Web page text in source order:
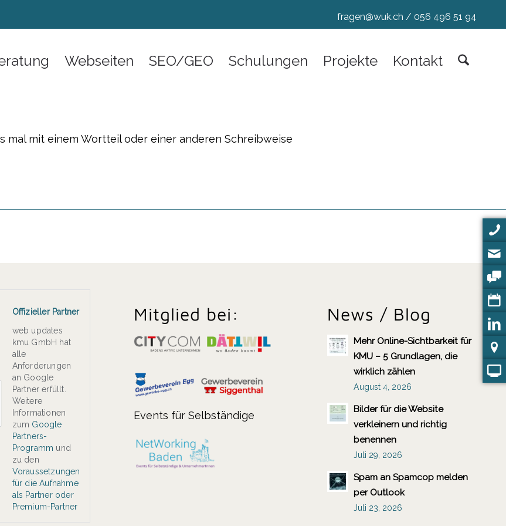
fragen@wuk.ch / 056 496 51 94
Webseiten SEO/GEO Schulungen Projekte Kontakt
mal mit einem Wortteil oder einer anderen Schreibweise
Offizieller Partner
web updates
kmu GmbH hat
alle
Anforderungen
an Google
Partner erfüllt.
Weitere
Informationen
zum Google
Partners-
Programm und
zu den
Voraussetzungen
für die Aufnahme
als Partner oder
Premium-Partner
Mitglied bei:
Events für Selbständige
News / Blog
Mehr Online-Sichtbarkeit für
KMU – 5 Grundlagen, die
wirklich zählen
August 4, 2026
Bilder für die Website
verkleinern und richtig
benennen
Juli 29, 2026
Spam an Spamcop melden
per Outlook
Juli 23, 2026